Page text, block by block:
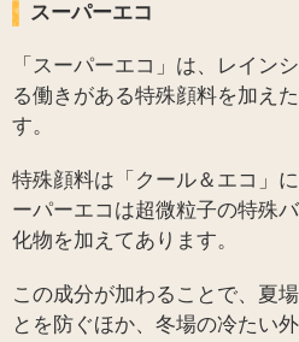
スーパーエコ
「スーパーエコ」は、レイン
る働きがある特殊顔料を加え
す。
特殊顔料は「クール＆エコ」
ーパーエコは超微粒子の特殊
化物を加えてあります。
この成分が加わることで、夏
とを防ぐほか、冬場の冷たい